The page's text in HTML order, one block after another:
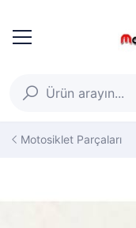
Motosiklet Parçaları